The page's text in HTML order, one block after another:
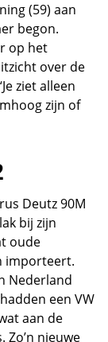
(59) aan
begon.
op het
over de
ziet alleen
zijn of
Deutz 90M
bij zijn
oude
importeert.
Nederland
een VW
aan de
Zo’n nieuwe